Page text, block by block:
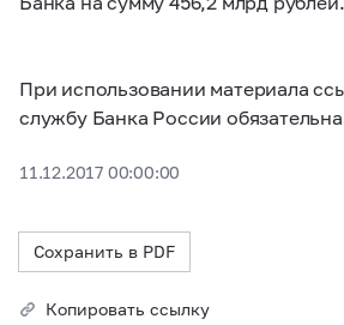
При использовании материала
службу Банка России
11.12.2017 00:00:00
Сохранить в PDF
Копировать ссылку